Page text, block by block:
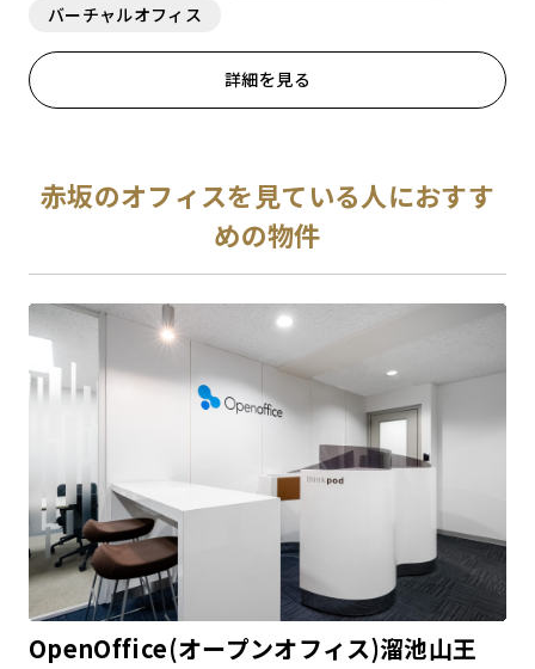
バーチャルオフィス
詳細を見る
赤坂のオフィスを見ている人におすす
めの物件
OpenOffice(オープンオフィス)溜池山王